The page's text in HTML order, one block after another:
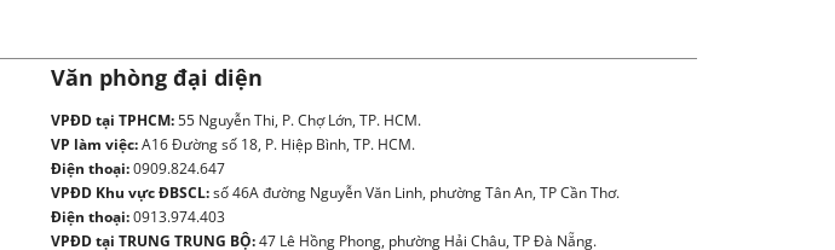
Văn phòng đại diện
VPĐD tại TPHCM:55 Nguyễn Thi, P. Chợ Lớn, TP. HCM.
VP làm việc:A16 Đường số 18, P. Hiệp Bình, TP. HCM.
Điện thoại:0909.824.647
VPĐD Khu vực ĐBSCL:số 46A đường Nguyễn Văn Linh, phường Tân An, TP Cần Thơ.
Điện thoại:0913.974.403
VPĐD tại TRUNG TRUNG BỘ:47 Lê Hồng Phong, phường Hải Châu, TP Đà Nẵng.